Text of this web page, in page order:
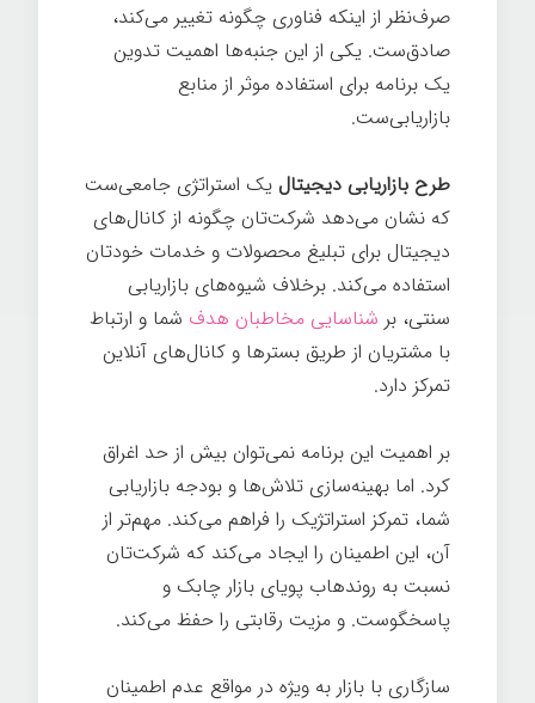
صرف‌نظر از اینکه فناوری چگونه تغییر می‌کند،
صادق‌ست. یکی از این جنبه‌ها اهمیت تدوین
یک برنامه برای استفاده موثر از منابع
بازاریابی‌ست.
طرح بازاریابی دیجیتال یک استراتژی جامعی‌ست
که نشان می‌دهد شرکت‌تان چگونه از کانال‌های
دیجیتال برای تبلیغ محصولات و خدمات خودتان
استفاده می‌کند. برخلاف شیوه‌های بازاریابی
سنتی، بر شناسایی مخاطبان هدف شما و ارتباط
با مشتریان از طریق بسترها و کانال‌های آنلاین
تمرکز دارد.
بر اهمیت این برنامه نمی‌توان بیش از حد اغراق
کرد. اما بهینه‌سازی تلاش‌ها و بودجه بازاریابی
شما، تمرکز استراتژیک را فراهم می‌کند. مهم‌تر از
آن، این اطمینان را ایجاد می‌کند که شرکت‌تان
نسبت به روندهاب پویای بازار چابک و
پاسخگوست. و مزیت رقابتی را حفظ می‌کند.
سازگاری با بازار به ویژه در مواقع عدم اطمینان